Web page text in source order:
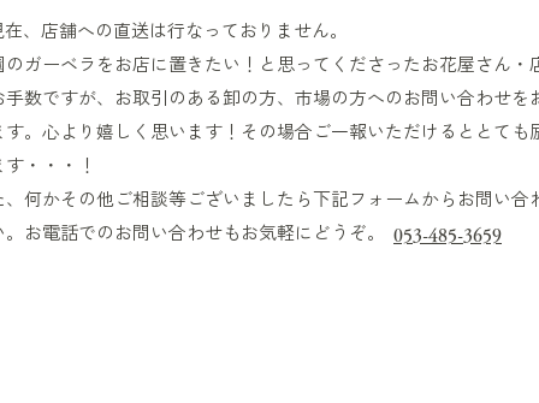
、店舗への直送は行なっておりません。
のガーベラをお店に置きたい！と思ってくださったお花屋さん・
手数ですが、お取引のある卸の方、市場の方へのお問い合わせを
す。心より嬉しく思います！その場合ご一報いただけるととても
・・・！
、何かその他ご相談等ございましたら下記フォームからお問い合
。お電話でのお問い合わせもお気軽にどうぞ。
053-485-3659